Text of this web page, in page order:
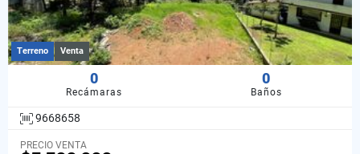
Terreno Venta
0
Recámaras
0
Baños
9668658
PRECIO VENTA